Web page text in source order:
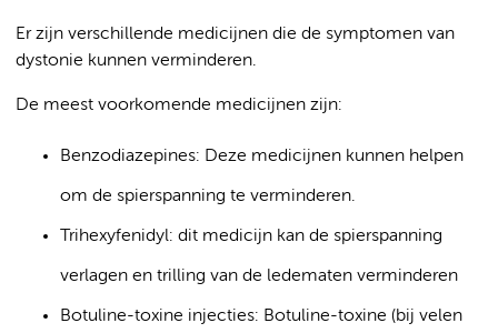
Er zijn verschillende medicijnen die de symptomen van
dystonie kunnen verminderen.
De meest voorkomende medicijnen zijn:
Benzodiazepines: Deze medicijnen kunnen helpen
om de spierspanning te verminderen.
Trihexyfenidyl: dit medicijn kan de spierspanning
verlagen en trilling van de ledematen verminderen
Botuline-toxine injecties: Botuline-toxine (bij velen